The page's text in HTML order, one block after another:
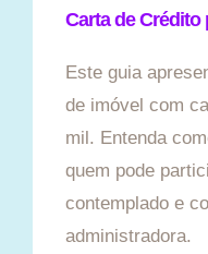
Carta de Crédito
Este guia
de imóvel com
mil. Entenda
quem pode
contemplado e
administradora.